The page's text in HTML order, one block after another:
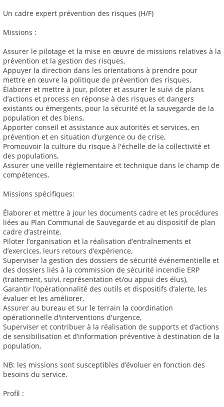
Un cadre expert prévention des risques (H/F)
Missions :
Assurer le pilotage et la mise en œuvre de missions relatives à la
prévention et la gestion des risques,
Appuyer la direction dans les orientations à prendre pour
mettre en œuvre la politique de prévention des risques,
Élaborer et mettre à jour, piloter et assurer le suivi de plans
d’actions et process en réponse à des risques et dangers
existants ou émergents, pour la sécurité et la sauvegarde de la
population et des biens,
Apporter conseil et assistance aux autorités et services, en
prévention et en situation d’urgence ou de crise,
Promouvoir la culture du risque à l'échelle de la collectivité et
des populations,
Assurer une veille réglementaire et technique dans le champ de
compétences,
Missions spécifiques:
Élaborer et mettre à jour les documents cadre et les procédures
liées au Plan Communal de Sauvegarde et au dispositif de plan
cadre d’astreinte,
Piloter l’organisation et la réalisation d’entraînements et
d’exercices, leurs retours d’expérience,
Superviser la gestion des dossiers de sécurité événementielle et
des dossiers liés à la commission de sécurité incendie ERP
(traitement, suivi, représentation et/ou appui des élus),
Garantir l’opérationnalité des outils et dispositifs d’alerte, les
évaluer et les améliorer,
Assurer au bureau et sur le terrain la coordination
opérationnelle d'interventions d'urgence,
Superviser et contribuer à la réalisation de supports et d’actions
de sensibilisation et d’information préventive à destination de la
population,
NB: les missions sont susceptibles d’évoluer en fonction des
besoins du service.
Profil :